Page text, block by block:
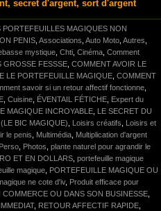
secret d'argent, sort d'argent
PORTEFEUILLES MAGIQUES NON
PENIS, Associations, Auto Moto, Autres,
mystique, Chti, Cinéma, Comment
GROSSE FESSSE, COMMENT AVOIR LE
LE PORTEFEUILLE MAGIQUE, COMMENT
savoir si un retour affectif fonctionne,
, Cuisine, ÉVENTAIL FÉTICHE, Expert du
MAGIQUE INCROYABLE, LE SECRET DU
BIC MAGIQUE), Loisirs créatifs, Loisirs et
le penis, Multimédia, Multiplication d'argent
Perso, Photos, plante naturel pour agrandir le
ET EN DOLLARS, portefeuille magique
magique, PORTEFEUILLE MAGIQUE OU
ne cote d'iv, Produit efficace pour
COMMERCE OU DANS SON BUSINESSE,
, RETOUR AFFECTIF RAPIDE,